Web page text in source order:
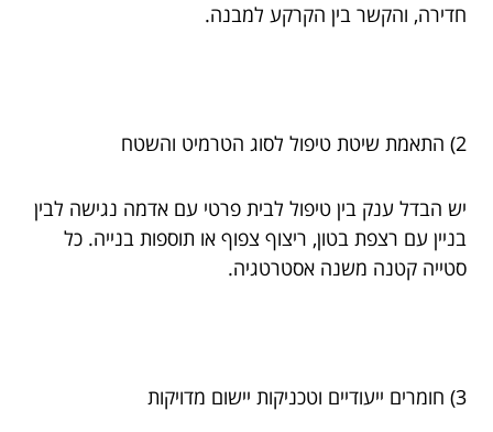
חדירה, והקשר בין הקרקע למבנה.
2) התאמת שיטת טיפול לסוג הטרמיט והשטח
יש הבדל ענק בין טיפול לבית פרטי עם אדמה נגישה לבין
בניין עם רצפת בטון, ריצוף צפוף או תוספות בנייה. כל
סטייה קטנה משנה אסטרטגיה.
3) חומרים ייעודיים וטכניקות יישום מדויקות